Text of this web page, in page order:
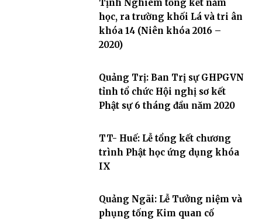
Tịnh Nghiêm tổng kết năm
học, ra trường khối Lá và tri ân
khóa 14 (Niên khóa 2016 –
2020)
Quảng Trị: Ban Trị sự GHPGVN
tỉnh tổ chức Hội nghị sơ kết
Phật sự 6 tháng đầu năm 2020
TT- Huế: Lễ tổng kết chương
trình Phật học ứng dụng khóa
IX
Quảng Ngãi: Lễ Tưởng niệm và
phụng tống Kim quan cố